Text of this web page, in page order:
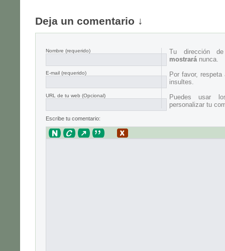
Deja un comentario ↓
Nombre (requerido)
E-mail (requerido)
URL de tu web (Opcional)
Tu dirección
mostrará nunca.
Por favor,
insultes.
Puedes usar
personalizar tu
Escribe tu comentario: